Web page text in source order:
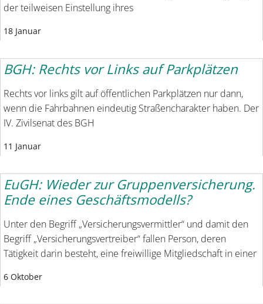
der teilweisen Einstellung ihres
18 Januar
BGH: Rechts vor Links auf Parkplätzen
Rechts vor links gilt auf öffent­lichen Parkplätzen nur dann,
wenn die Fahrbahnen eindeutig Straßencharakter haben. Der
IV. Zivilsenat des BGH
11 Januar
EuGH: Wieder zur Gruppenversicherung.
Ende eines Geschäftsmodells?
Unter den Begriff „Versicherungsvermittler“ und damit den
Begriff „Versicherungsvertreiber“ fallen Person, deren
Tätigkeit darin besteht, eine freiwillige Mitgliedschaft in einer
6 Oktober